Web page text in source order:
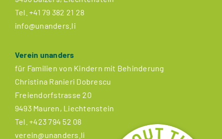
Tel.+41 79 382 21 28
info@unanders.li
Verein unanders
für Familien von Kindern mit Behinderung
Christina Ranieri Dobrescu
Freiendorfstrasse 20
9493 Mauren, Liechtenstein
Tel.+423 794 52 08
verein@unanders.li